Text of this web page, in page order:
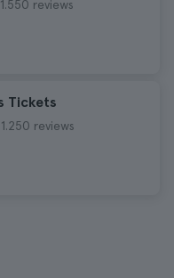
1.550 reviews
Tickets
1.250 reviews